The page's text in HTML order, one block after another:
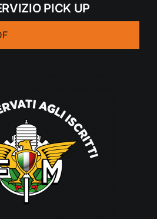
PICK UP